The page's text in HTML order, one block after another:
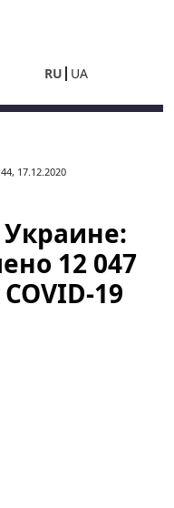
RU UA
17.12.2020
12 047
19